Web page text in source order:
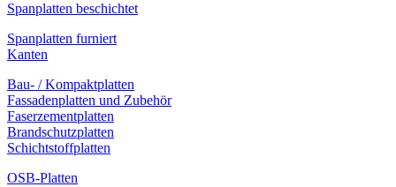
Spanplatten beschichtet
Spanplatten furniert
Kanten
Bau- / Kompaktplatten
Fassadenplatten und Zubehör
Faserzementplatten
Brandschutzplatten
Schichtstoffplatten
OSB-Platten